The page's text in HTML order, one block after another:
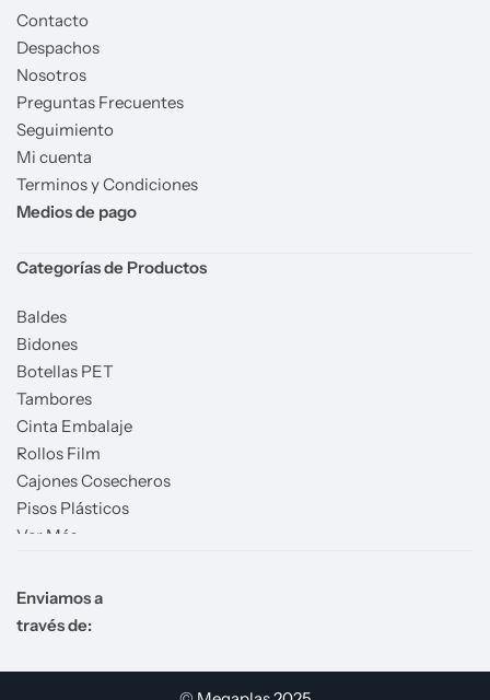
Contacto
Despachos
Nosotros
Preguntas Frecuentes
Seguimiento
Mi cuenta
Terminos y Condiciones
Medios de pago
Categorías de Productos
Baldes
Bidones
Botellas PET
Tambores
Cinta Embalaje
Rollos Film
Cajones Cosecheros
Pisos Plásticos
Ver Más
Enviamos a
través de: